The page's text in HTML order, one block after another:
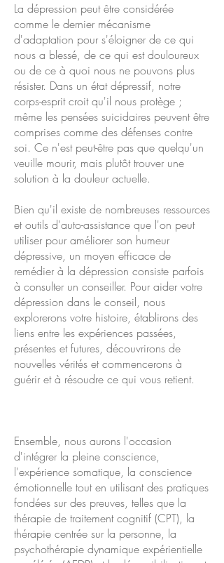
La dépression peut être considérée
comme le dernier mécanisme
d'adaptation pour s'éloigner de ce qui
nous a blessé, de ce qui est douloureux
ou de ce à quoi nous ne pouvons plus
résister. Dans un état dépressif, notre
corps-esprit croit qu'il nous protège ;
même les pensées suicidaires peuvent être
comprises comme des défenses contre
soi. Ce n'est peut-être pas que quelqu'un
veuille mourir, mais plutôt trouver une
solution à la douleur actuelle.
Bien qu'il existe de nombreuses ressources
et outils d'auto-assistance que l'on peut
utiliser pour améliorer son humeur
dépressive, un moyen efficace de
remédier à la dépression consiste parfois
à consulter un conseiller. Pour aider votre
dépression dans le conseil, nous
explorerons votre histoire, établirons des
liens entre les expériences passées,
présentes et futures, découvrirons de
nouvelles vérités et commencerons à
guérir et à résoudre ce qui vous retient.
Ensemble, nous aurons l'occasion
d'intégrer la pleine conscience,
l'expérience somatique, la conscience
émotionnelle tout en utilisant des pratiques
fondées sur des preuves, telles que la
thérapie de traitement cognitif (CPT), la
thérapie centrée sur la personne, la
psychothérapie dynamique expérientielle